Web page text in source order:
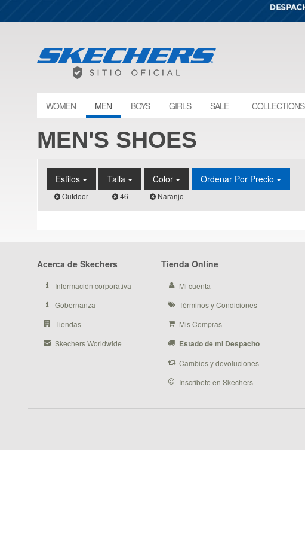
WOMEN MEN BOYS GIRLS SALE COLLECTIONS
MEN'S SHOES
Estilos
Outdoor
Talla
46
Color
Naranjo
Ordenar Por Precio
Acerca de Skechers
Información corporativa
Gobernanza
Tiendas
Skechers Worldwide
Tienda Online
Mi cuenta
Términos y Condiciones
Mis Compras
Estado de mi Despacho
Cambios y devoluciones
Inscribete en Skechers